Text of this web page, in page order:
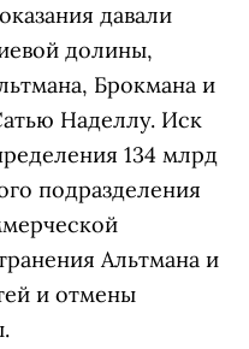
давали
долины,
Брокмана и
Наделлу. Иск
134 млрд
подразделения
Альтмана и
и отмены